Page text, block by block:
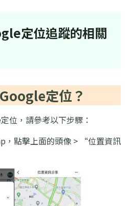
定位追蹤的相關
定位？
位，請參考以下步驟：
，點擊上面的頭像 > “位置資訊